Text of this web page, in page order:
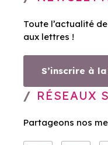
Toute l’actualité
aux lettres !
S’inscrire à
RÉSEAUX
Partageons nos